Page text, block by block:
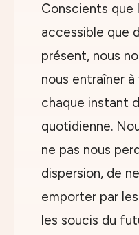
Conscients que
accessible que
présent, nous
nous entraîner
chaque instant
quotidienne.
ne pas nous
dispersion, de
emporter par
les soucis du